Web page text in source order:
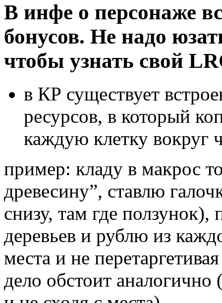
В инфе о персонаже
бонусов. Не надо
чтобы узнать свой
в КР существует
ресурсов, в который
каждую клетку вокруг
пример: кладу в макрос
древесину”, ставлю
снизу, там где ползунок),
деревьев и рублю из
места и не
дело обстоит